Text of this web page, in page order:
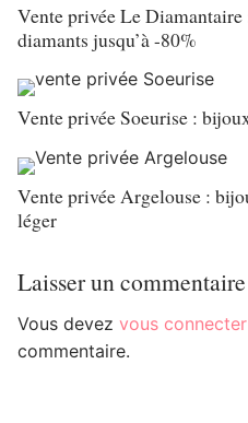
Vente privée Le
diamants jusqu’à -80%
Vente privée Soeurise :
Vente privée Argelouse :
léger
Laisser un commentaire
Vous devez vous connecter
commentaire.